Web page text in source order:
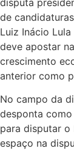
de
Luiz Inácio
deve apostar
crescimento
anterior como
No campo da
desponta
para disputar o
espaço na